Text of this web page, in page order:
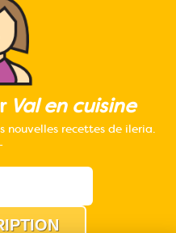
Val en cuisine
nouvelles recettes de ileria.